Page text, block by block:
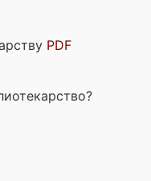
PDF